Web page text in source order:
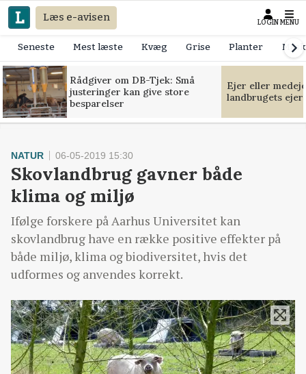
Læs e-avisen LOGIN MENU
Seneste Mest læste Kvæg Grise Planter
Rådgiver om DB-Tjek: Små
justeringer kan give store
besparelser
Ejer eller
landbrugets
NATUR 06-05-2019 15:30
Skovlandbrug gavner både
klima og miljø
Ifølge forskere på Aarhus Universitet kan
skovlandbrug have en række positive effekter på
både miljø, klima og biodiversitet, hvis det
udformes og anvendes korrekt.